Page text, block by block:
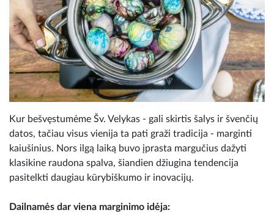
Kur bešvęstumėme Šv. Velykas - gali skirtis šalys ir švenčių
datos, tačiau visus vienija ta pati graži tradicija - marginti
kaiušinius. Nors ilgą laiką buvo įprasta margučius dažyti
klasikine raudona spalva, šiandien džiugina tendencija
pasitelkti daugiau kūrybiškumo ir inovacijų.
Dailnamės dar viena marginimo idėja: